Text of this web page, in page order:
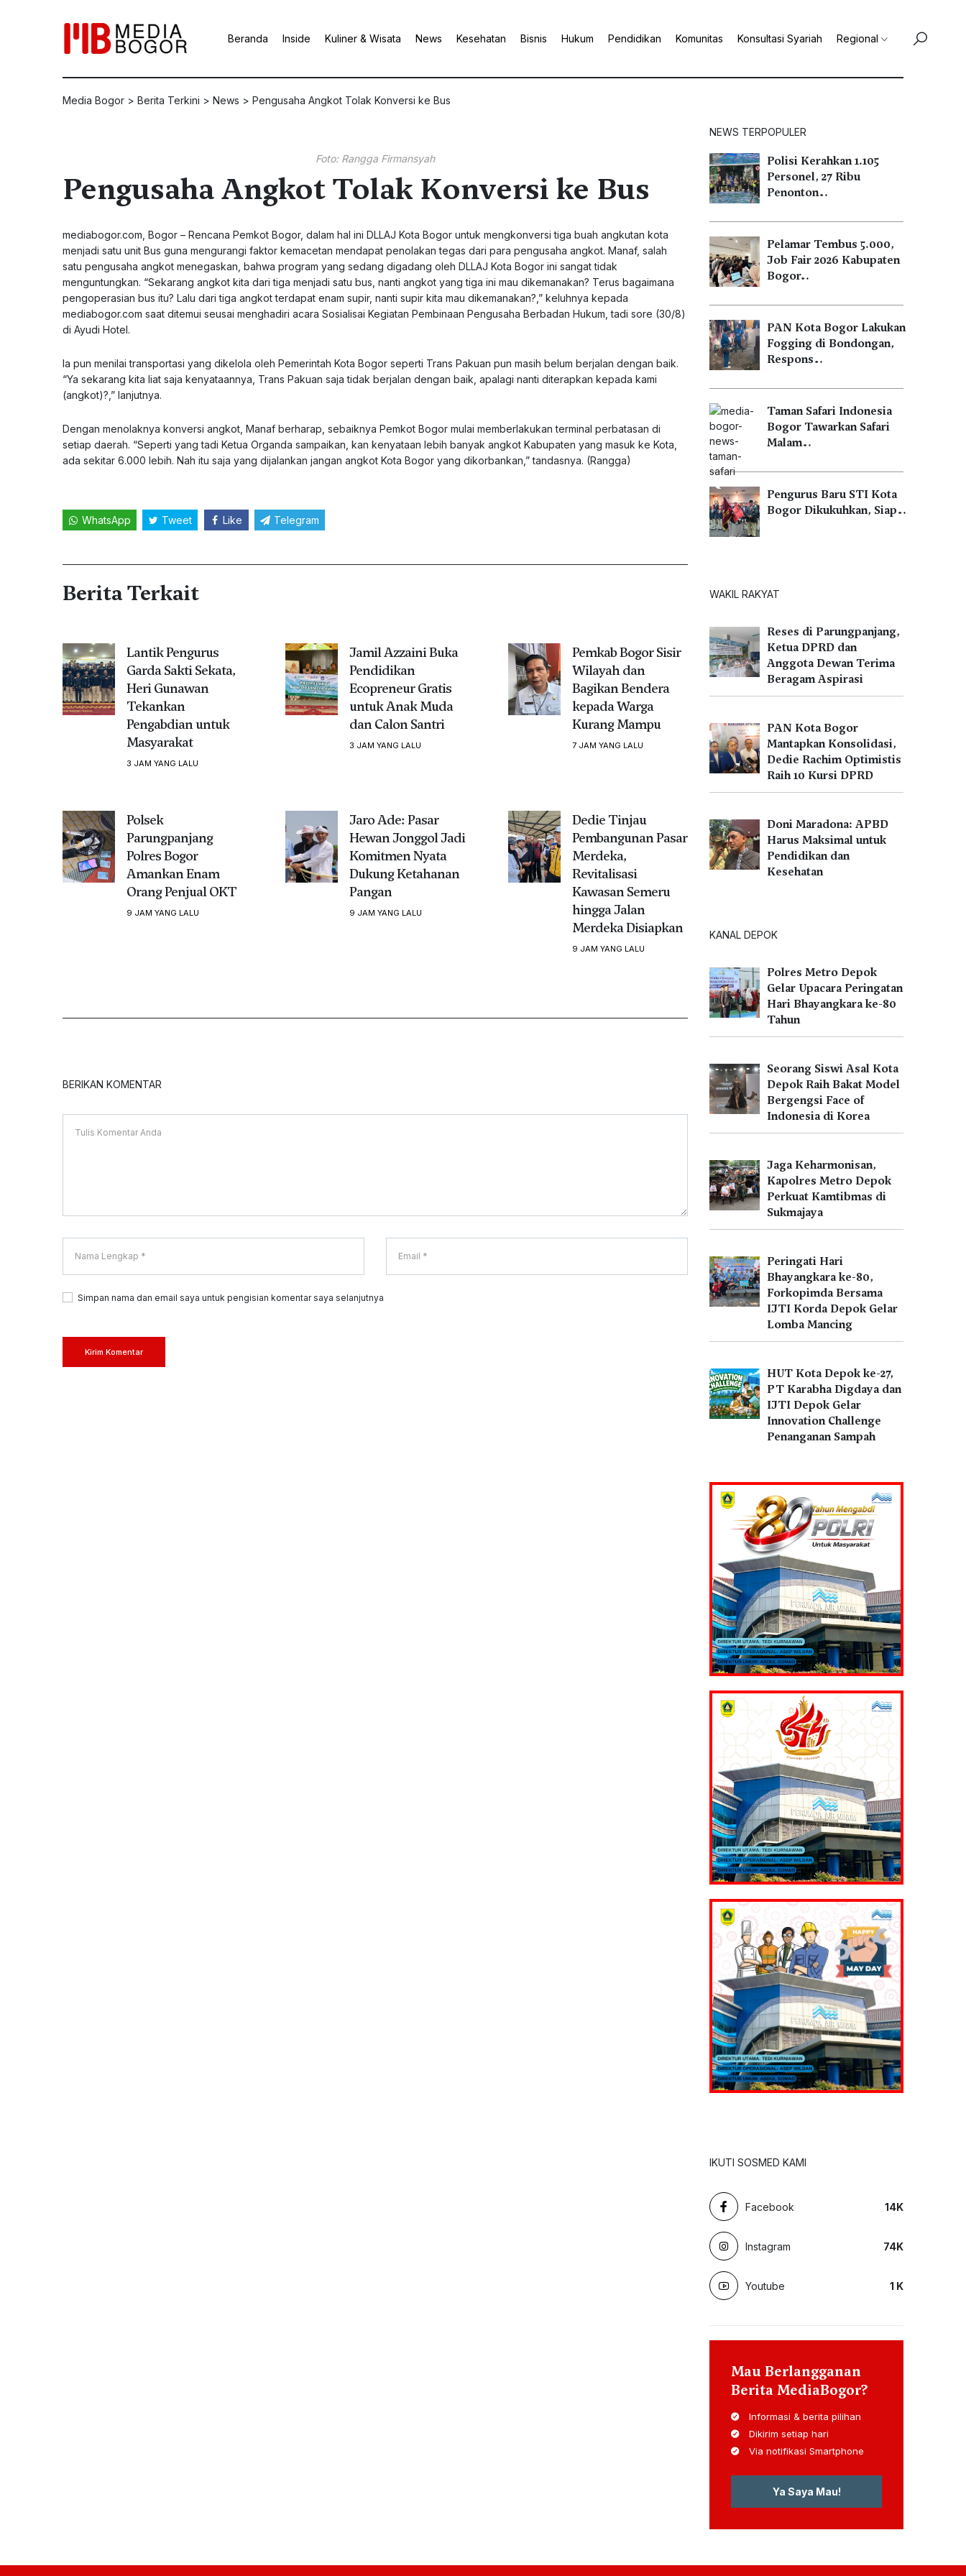
Beranda Inside Kuliner & Wisata News Kesehatan Bisnis Hukum Pendidikan Komunitas Konsultasi Syariah Regional
Media Bogor > Berita Terkini > News > Pengusaha Angkot Tolak Konversi ke Bus
Foto: Rangga Firmansyah
Pengusaha Angkot Tolak Konversi ke Bus
mediabogor.com, Bogor – Rencana Pemkot Bogor, dalam hal ini DLLAJ Kota Bogor untuk mengkonversi tiga buah angkutan kota
menjadi satu unit Bus guna mengurangi faktor kemacetan mendapat penolakan tegas dari para pengusaha angkot. Manaf, salah
satu pengusaha angkot menegaskan, bahwa program yang sedang digadang oleh DLLAJ Kota Bogor ini sangat tidak
menguntungkan. “Sekarang angkot kita dari tiga menjadi satu bus, nanti angkot yang tiga ini mau dikemanakan? Terus bagaimana
pengoperasian bus itu? Lalu dari tiga angkot terdapat enam supir, nanti supir kita mau dikemanakan?,” keluhnya kepada
mediabogor.com saat ditemui seusai menghadiri acara Sosialisai Kegiatan Pembinaan Pengusaha Berbadan Hukum, tadi sore (30/8)
di Ayudi Hotel.
Ia pun menilai transportasi yang dikelola oleh Pemerintah Kota Bogor seperti Trans Pakuan pun masih belum berjalan dengan baik.
“Ya sekarang kita liat saja kenyataannya, Trans Pakuan saja tidak berjalan dengan baik, apalagi nanti diterapkan kepada kami
(angkot)?,” lanjutnya.
Dengan menolaknya konversi angkot, Manaf berharap, sebaiknya Pemkot Bogor mulai memberlakukan terminal perbatasan di
setiap daerah. “Seperti yang tadi Ketua Organda sampaikan, kan kenyataan lebih banyak angkot Kabupaten yang masuk ke Kota,
ada sekitar 6.000 lebih. Nah itu saja yang dijalankan jangan angkot Kota Bogor yang dikorbankan,” tandasnya. (Rangga)
WhatsApp Tweet Like Telegram
Berita Terkait
Lantik Pengurus
Garda Sakti Sekata,
Heri Gunawan
Tekankan
Pengabdian untuk
Masyarakat
3 JAM YANG LALU
Jamil Azzaini Buka
Pendidikan
Ecopreneur Gratis
untuk Anak Muda
dan Calon Santri
3 JAM YANG LALU
Pemkab Bogor Sisir
Wilayah dan
Bagikan Bendera
kepada Warga
Kurang Mampu
7 JAM YANG LALU
Polsek
Parungpanjang
Polres Bogor
Amankan Enam
Orang Penjual OKT
9 JAM YANG LALU
Jaro Ade: Pasar
Hewan Jonggol Jadi
Komitmen Nyata
Dukung Ketahanan
Pangan
9 JAM YANG LALU
Dedie Tinjau
Pembangunan Pasar
Merdeka,
Revitalisasi
Kawasan Semeru
hingga Jalan
Merdeka Disiapkan
9 JAM YANG LALU
BERIKAN KOMENTAR
Simpan nama dan email saya untuk pengisian komentar saya selanjutnya
Kirim Komentar
NEWS TERPOPULER
Polisi Kerahkan 1.105
Personel, 27 Ribu
Penonton…
Pelamar Tembus 5.000,
Job Fair 2026 Kabupaten
Bogor…
PAN Kota Bogor Lakukan
Fogging di Bondongan,
Respons…
Taman Safari Indonesia
Bogor Tawarkan Safari
Malam…
Pengurus Baru STI Kota
Bogor Dikukuhkan, Siap…
WAKIL RAKYAT
Reses di Parungpanjang,
Ketua DPRD dan
Anggota Dewan Terima
Beragam Aspirasi
PAN Kota Bogor
Mantapkan Konsolidasi,
Dedie Rachim Optimistis
Raih 10 Kursi DPRD
Doni Maradona: APBD
Harus Maksimal untuk
Pendidikan dan
Kesehatan
KANAL DEPOK
Polres Metro Depok
Gelar Upacara Peringatan
Hari Bhayangkara ke-80
Tahun
Seorang Siswi Asal Kota
Depok Raih Bakat Model
Bergengsi Face of
Indonesia di Korea
Jaga Keharmonisan,
Kapolres Metro Depok
Perkuat Kamtibmas di
Sukmajaya
Peringati Hari
Bhayangkara ke-80,
Forkopimda Bersama
IJTI Korda Depok Gelar
Lomba Mancing
HUT Kota Depok ke-27,
PT Karabha Digdaya dan
IJTI Depok Gelar
Innovation Challenge
Penanganan Sampah
IKUTI SOSMED KAMI
Facebook 14K
Instagram 74K
Youtube 1 K
Mau Berlangganan
Berita MediaBogor?
Informasi & berita pilihan
Dikirim setiap hari
Via notifikasi Smartphone
Ya Saya Mau!